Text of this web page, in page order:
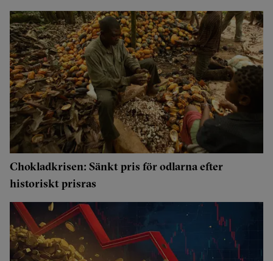
Chokladkrisen: Sänkt pris för odlarna efter
historiskt prisras